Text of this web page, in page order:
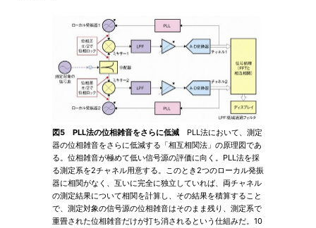
図5 PLL法の位相雑音をさらに低減 PLL法において、測定
器の位相雑音をさらに低減する「相互相関法」の原理図であ
る。位相雑音が極めて低い信号源の評価に向く。PLL法を採
る測定系を2チャネル用意する。このとき2つのローカル発振
器に相関がなく、互いに完全に独立していれば、両チャネル
の測定結果について相関を計算し、その結果を積算すること
で、測定対象の信号源の位相雑音はそのまま残り、測定系で
重畳された位相雑音だけが打ち消されるという仕組みだ。10